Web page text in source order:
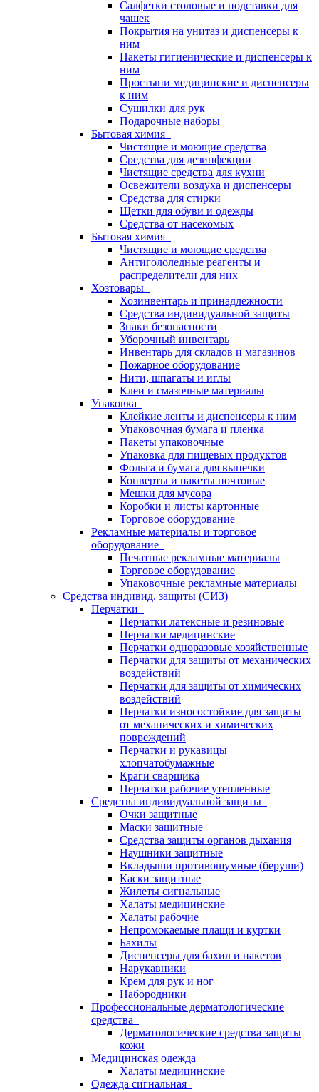
Салфетки столовые и подставки для
чашек
Покрытия на унитаз и диспенсеры к
ним
Пакеты гигиенические и диспенсеры к
ним
Простыни медицинские и диспенсеры
к ним
Сушилки для рук
Подарочные наборы
Бытовая химия
Чистящие и моющие средства
Средства для дезинфекции
Чистящие средства для кухни
Освежители воздуха и диспенсеры
Средства для стирки
Щетки для обуви и одежды
Средства от насекомых
Бытовая химия
Чистящие и моющие средства
Антигололедные реагенты и
распределители для них
Хозтовары
Хозинвентарь и принадлежности
Средства индивидуальной защиты
Знаки безопасности
Уборочный инвентарь
Инвентарь для складов и магазинов
Пожарное оборудование
Нити, шпагаты и иглы
Клеи и смазочные материалы
Упаковка
Клейкие ленты и диспенсеры к ним
Упаковочная бумага и пленка
Пакеты упаковочные
Упаковка для пищевых продуктов
Фольга и бумага для выпечки
Конверты и пакеты почтовые
Мешки для мусора
Коробки и листы картонные
Торговое оборудование
Рекламные материалы и торговое
оборудование
Печатные рекламные материалы
Торговое оборудование
Упаковочные рекламные материалы
Средства индивид. защиты (СИЗ)
Перчатки
Перчатки латексные и резиновые
Перчатки медицинские
Перчатки одноразовые хозяйственные
Перчатки для защиты от механических
воздействий
Перчатки для защиты от химических
воздействий
Перчатки износостойкие для защиты
от механических и химических
повреждений
Перчатки и рукавицы
хлопчатобумажные
Краги сварщика
Перчатки рабочие утепленные
Средства индивидуальной защиты
Очки защитные
Маски защитные
Средства защиты органов дыхания
Наушники защитные
Вкладыши противошумные (беруши)
Каски защитные
Жилеты сигнальные
Халаты медицинские
Халаты рабочие
Непромокаемые плащи и куртки
Бахилы
Диспенсеры для бахил и пакетов
Нарукавники
Крем для рук и ног
Набородники
Профессиональные дерматологические
средства
Дерматологические средства защиты
кожи
Медицинская одежда
Халаты медицинские
Одежда сигнальная